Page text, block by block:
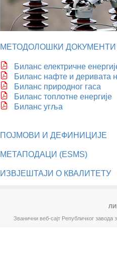
МЕТОДОЛОШКИ ДОКУМЕНТИ
Биланс електричне
Биланс нафте и деривата
Биланс природног гаса
Биланс топлотне енергије
Биланс угља
ПОЈМОВИ И ДЕФИНИЦИЈЕ
МЕТАПОДАЦИ (ESMS)
ИЗВЈЕШТАЈИ О КВАЛИТЕТУ
Званични веб-сајт Републичког